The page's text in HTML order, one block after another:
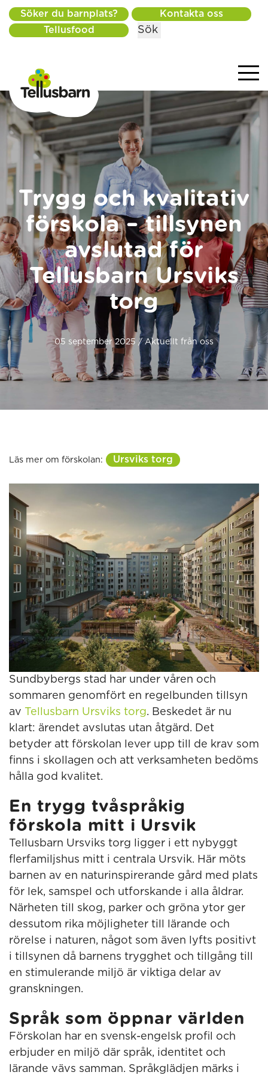
Söker du barnplats?
Kontakta oss
Tellusfood
Sök
Trygg och kvalitativ
förskola – tillsynen
avslutad för
Tellusbarn Ursviks
torg
05 september 2025 / Aktuellt från oss
Läs mer om förskolan: Ursviks torg
Sundbybergs stad har under våren och
sommaren genomfört en regelbunden tillsyn
av Tellusbarn Ursviks torg. Beskedet är nu
klart: ärendet avslutas utan åtgärd. Det
betyder att förskolan lever upp till de krav som
finns i skollagen och att verksamheten bedöms
hålla god kvalitet.
En trygg tvåspråkig
förskola mitt i Ursvik
Tellusbarn Ursviks torg ligger i ett nybyggt
flerfamiljshus mitt i centrala Ursvik. Här möts
barnen av en naturinspirerande gård med plats
för lek, samspel och utforskande i alla åldrar.
Närheten till skog, parker och gröna ytor ger
dessutom rika möjligheter till lärande och
rörelse i naturen, något som även lyfts positivt
i tillsynen då barnens trygghet och tillgång till
en stimulerande miljö är viktiga delar av
granskningen.
Språk som öppnar världen
Förskolan har en svensk-engelsk profil och
erbjuder en miljö där språk, identitet och
lärande vävs samman. Språkglädjen märks i